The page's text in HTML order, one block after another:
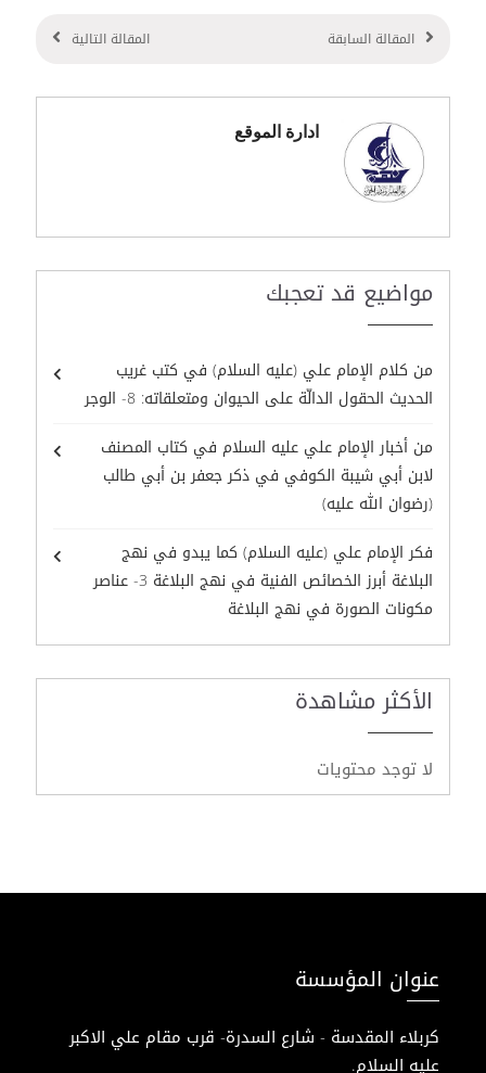
المقالة السابقة المقالة التالية
ادارة الموقع
مواضيع قد تعجبك
من كلام الإمام علي (عليه السلام) في كتب غريب
الحديث الحقول الدالّة على الحيوان ومتعلقاته: 8- الوجر
من أخبار الإمام علي عليه السلام في كتاب المصنف
لابن أبي شيبة الكوفي في ذكر جعفر بن أبي طالب
(رضوان الله عليه)
فكر الإمام علي (عليه السلام) كما يبدو في نهج
البلاغة أبرز الخصائص الفنية في نهج البلاغة 3- عناصر
مكونات الصورة في نهج البلاغة
الأكثر مشاهدة
لا توجد محتويات
عنوان المؤسسة
كربلاء المقدسة - شارع السدرة- قرب مقام علي الاكبر
عليه السلام.